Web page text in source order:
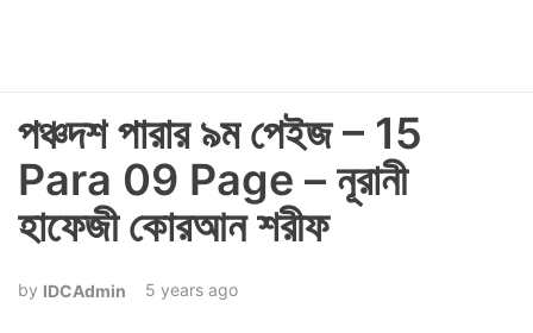
পঞ্চদশ পারার ৯ম পেইজ – 15
Para 09 Page – নূরানী
হাফেজী কোরআন শরীফ
IDCAdmin 5 years ago